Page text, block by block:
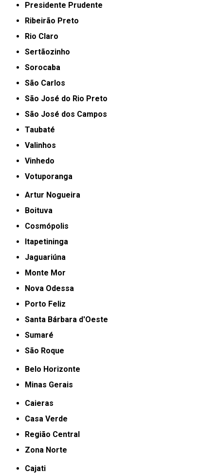
Presidente Prudente
Ribeirão Preto
Rio Claro
Sertãozinho
Sorocaba
São Carlos
São José do Rio Preto
São José dos Campos
Taubaté
Valinhos
Vinhedo
Votuporanga
Artur Nogueira
Boituva
Cosmópolis
Itapetininga
Jaguariúna
Monte Mor
Nova Odessa
Porto Feliz
Santa Bárbara d'Oeste
Sumaré
São Roque
Belo Horizonte
Minas Gerais
Caieras
Casa Verde
Região Central
Zona Norte
Cajati